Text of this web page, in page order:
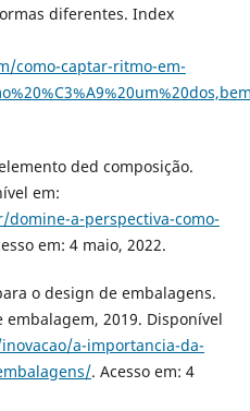
diferentes. Index
como-captar-ritmo-em-
ded composição.
em:
a-perspectiva-como-
em: 4 maio, 2022.
o design de embalagens.
embalagem, 2019. Disponível
a-importancia-da-
. Acesso em: 4